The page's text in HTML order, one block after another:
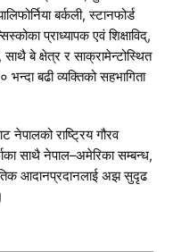
बर्कली, स्टानफोर्ड
प्राध्यापक एवं शिक्षाविद्,
साथै बे क्षेत्र र साक्रामेन्टोस्थित
बढी व्यक्तिको सहभागिता
नेपालको राष्ट्रिय गौरव
साथै नेपाल–अमेरिका सम्बन्ध,
आदानप्रदानलाई अझ सुदृढ